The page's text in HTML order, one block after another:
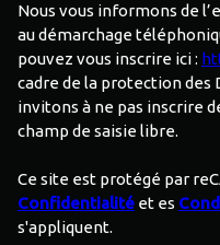
Nous vous informons de
au démarchage
pouvez vous inscrire ici :
cadre de la protection des
invitons à ne pas inscrire
champ de saisie libre.
Ce site est protégé par
Confidentialité et es
s'appliquent.